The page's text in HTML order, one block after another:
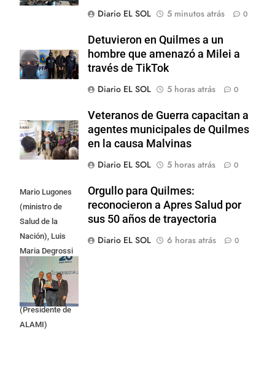
Diario EL SOL
5 minutos atrás 0
Detuvieron en Quilmes a un
hombre que amenazó a Milei a
través de TikTok
Diario EL SOL
5 horas atrás 0
Veteranos de Guerra capacitan a
agentes municipales de Quilmes
en la causa Malvinas
Diario EL SOL
5 horas atrás 0
Mario Lugones
(ministro de
Salud de la
Nación), Luis
Maria Degrossi
(Presidente de
Apres Salud) y
Cristian Mazza
(Presidente de
ALAMI)
Orgullo para Quilmes:
reconocieron a Apres Salud por
sus 50 años de trayectoria
Diario EL SOL
6 horas atrás 0